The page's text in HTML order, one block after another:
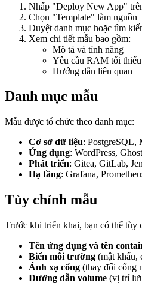
Nhấp "Deploy New App"
Chọn "Template" làm nguồn
Duyệt danh mục hoặc tìm
Xem chi tiết mẫu bao gồm:
Mô tả và tính năng
Yêu cầu RAM tối thiểu
Hướng dẫn liên quan
Danh mục mẫu
Mẫu được tổ chức theo danh mục:
Cơ sở dữ liệu: PostgreSQL,
Ứng dụng: WordPress,
Phát triển: Gitea, GitLab,
Hạ tầng: Grafana,
Tùy chỉnh mẫu
Trước khi triển khai, bạn có thể tùy
Tên ứng dụng và tên
Biến môi trường (mật khẩu,
Ánh xạ cổng (thay đổi cổng
Đường dẫn volume (vị trí